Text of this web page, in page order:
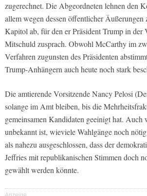
zugerechnet. Die Abgeordneten lehnen den
allem wegen dessen öffentlicher Äußerungen
Kapitol ab, für den er Präsident Trump in der
Mitschuld zusprach. Obwohl McCarthy im
Verfahren zugunsten des Präsidenten
Trump-Anhängern auch heute noch stark
Die amtierende Vorsitzende Nancy Pelosi
solange im Amt bleiben, bis die
gemeinsamen Kandidaten geeinigt hat. Auch
unbekannt ist, wieviele Wahlgänge noch
als nahezu ausgeschlossen, dass der
Jeffries mit republikanischen Stimmen doch
gewählt werden könnte.